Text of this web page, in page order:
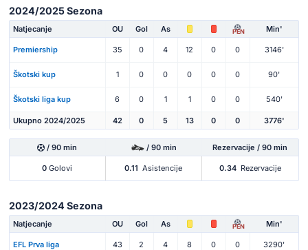
2024/2025 Sezona
Natjecanje OU Gol As PEN Min'
Premiership 35 0 4 12 0 0 3146'
Škotski kup 1 0 0 0 0 0 90'
Škotski liga kup 6 0 1 1 0 0 540'
Ukupno 2024/2025 42 0 5 13 0 0 3776'
/ 90 min / 90 min Rezervacije / 90 min
0 Golovi 0.11 Asistencije 0.34 Rezervacije
2023/2024 Sezona
Natjecanje OU Gol As PEN Min'
EFL Prva liga 43 2 4 8 0 0 3290'